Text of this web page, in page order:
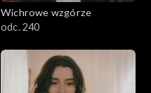
Wichrowe wzgórze
odc. 240